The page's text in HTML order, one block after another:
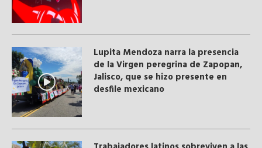
Lupita Mendoza narra la presencia
de la Virgen peregrina de Zapopan,
Jalisco, que se hizo presente en
desfile mexicano